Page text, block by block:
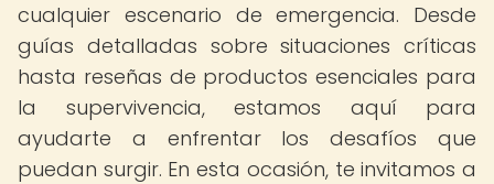
cualquier escenario de emergencia. Desde
guías detalladas sobre situaciones críticas
hasta reseñas de productos esenciales para
la supervivencia, estamos aquí para
ayudarte a enfrentar los desafíos que
puedan surgir. En esta ocasión, te invitamos a